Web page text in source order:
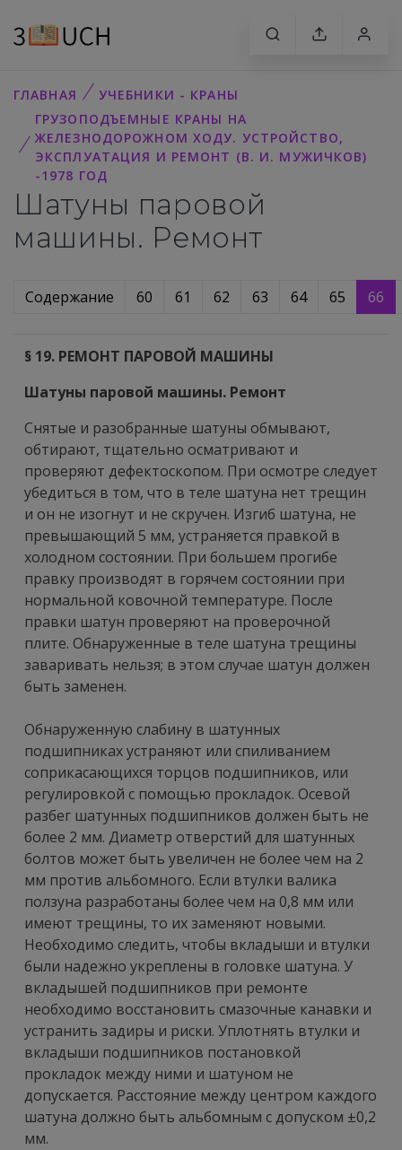
ГЛАВНАЯ
УЧЕБНИКИ - КРАНЫ
ГРУЗОПОДЪЕМНЫЕ КРАНЫ НА
ЖЕЛЕЗНОДОРОЖНОМ ХОДУ. УСТРОЙСТВО,
ЭКСПЛУАТАЦИЯ И РЕМОНТ (В. И. МУЖИЧКОВ)
-1978 ГОД
Шатуны паровой
машины. Ремонт
Содержание 60 61 62 63 64 65 66
§ 19. РЕМОНТ ПАРОВОЙ МАШИНЫ
Шатуны паровой машины. Ремонт
Снятые и разобранные шатуны обмывают,
обтирают, тщательно осматривают и
проверяют дефектоскопом. При осмотре следует
убедиться в том, что в теле шатуна нет трещин
и он не изогнут и не скручен. Изгиб шатуна, не
превышающий 5 мм, устраняется правкой в
холодном состоянии. При большем прогибе
правку производят в горячем состоянии при
нормальной ковочной температуре. После
правки шатун проверяют на проверочной
плите. Обнаруженные в теле шатуна трещины
заваривать нельзя; в этом случае шатун должен
быть заменен.
Обнаруженную слабину в шатунных
подшипниках устраняют или спиливанием
соприкасающихся торцов подшипников, или
регулировкой с помощью прокладок. Осевой
разбег шатунных подшипников должен быть не
более 2 мм. Диаметр отверстий для шатунных
болтов может быть увеличен не более чем на 2
мм против альбомного. Если втулки валика
ползуна разработаны более чем на 0,8 мм или
имеют трещины, то их заменяют новыми.
Необходимо следить, чтобы вкладыши и втулки
были надежно укреплены в головке шатуна. У
вкладышей подшипников при ремонте
необходимо восстановить смазочные канавки и
устранить задиры и риски. Уплотнять втулки и
вкладыши подшипников постановкой
прокладок между ними и шатуном не
допускается. Расстояние между центром каждого
шатуна должно быть альбомным с допуском ±0,2
мм.